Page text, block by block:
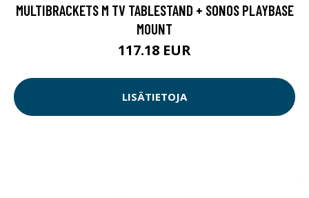
MULTIBRACKETS M TV TABLESTAND + SONOS PLAYBASE
MOUNT
117.18 EUR
LISÄTIETOJA